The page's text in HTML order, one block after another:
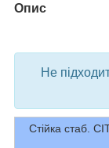
Опис
Не
Стійка стаб.